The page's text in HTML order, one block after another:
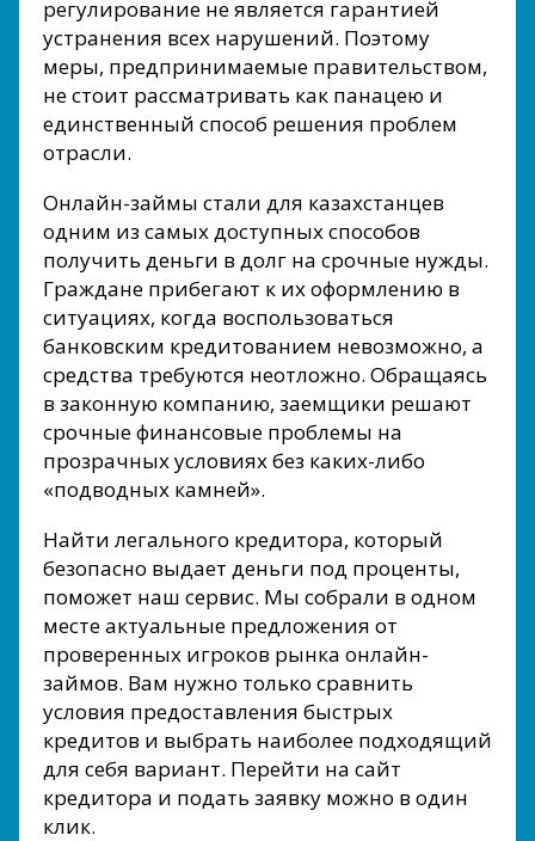
регулирование не является гарантией
устранения всех нарушений. Поэтому
меры, предпринимаемые правительством,
не стоит рассматривать как панацею и
единственный способ решения проблем
отрасли.
Онлайн-займы стали для казахстанцев
одним из самых доступных способов
получить деньги в долг на срочные нужды.
Граждане прибегают к их оформлению в
ситуациях, когда воспользоваться
банковским кредитованием невозможно, а
средства требуются неотложно. Обращаясь
в законную компанию, заемщики решают
срочные финансовые проблемы на
прозрачных условиях без каких-либо
«подводных камней».
Найти легального кредитора, который
безопасно выдает деньги под проценты,
поможет наш сервис. Мы собрали в одном
месте актуальные предложения от
проверенных игроков рынка онлайн-
займов. Вам нужно только сравнить
условия предоставления быстрых
кредитов и выбрать наиболее подходящий
для себя вариант. Перейти на сайт
кредитора и подать заявку можно в один
клик.